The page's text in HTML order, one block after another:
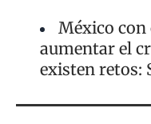
México con
aumentar el
existen retos: